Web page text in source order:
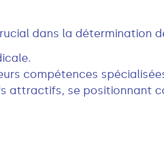
dans la détermination
compétences
attractifs, se positionnant